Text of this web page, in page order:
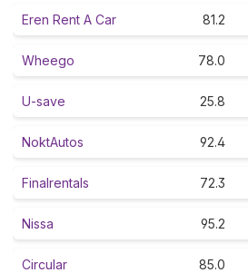
Eren Rent A Car 81.2
Wheego 78.0
U-save 25.8
NoktAutos 92.4
Finalrentals 72.3
Nissa 95.2
Circular 85.0